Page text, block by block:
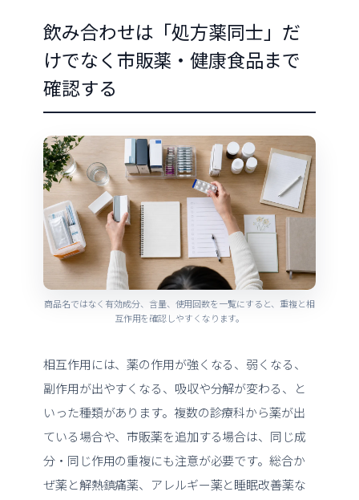
飲み合わせは「処方薬同士」だ
けでなく市販薬・健康食品まで
確認する
商品名ではなく有効成分、含量、使用回数を一覧にすると、重複と相
互作用を確認しやすくなります。
相互作用には、薬の作用が強くなる、弱くなる、
副作用が出やすくなる、吸収や分解が変わる、と
いった種類があります。複数の診療科から薬が出
ている場合や、市販薬を追加する場合は、同じ成
分・同じ作用の重複にも注意が必要です。総合か
ぜ薬と解熱鎮痛薬、アレルギー薬と睡眠改善薬な